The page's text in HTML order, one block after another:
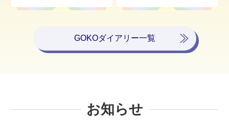
GOKOダイアリー一覧
お知らせ